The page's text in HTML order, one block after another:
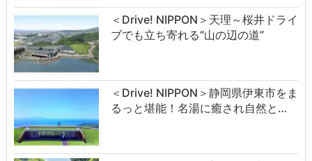
＜Drive! NIPPON＞天理～桜井ドライ
ブでも立ち寄れる“山の辺の道”
＜Drive! NIPPON＞静岡県伊東市をま
るっと堪能！名湯に癒され自然と…